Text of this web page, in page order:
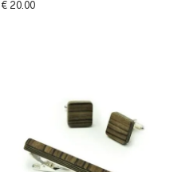
€ 20.00